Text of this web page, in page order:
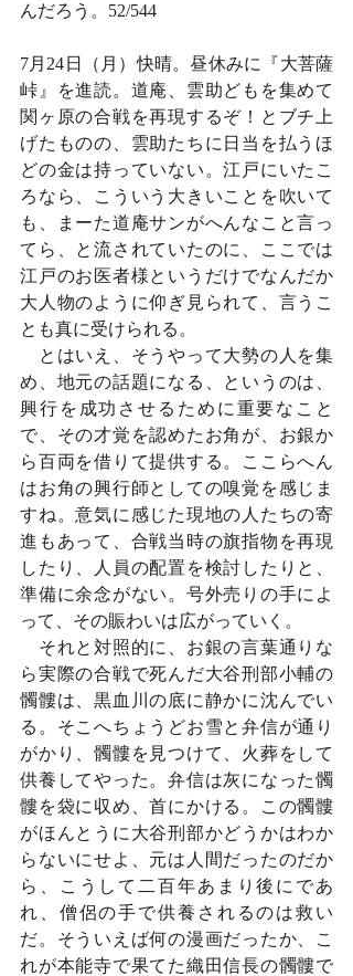
んだろう。52/544
7月24日（月）快晴。昼休みに『大菩薩
峠』を進読。道庵、雲助どもを集めて
関ヶ原の合戦を再現するぞ！とブチ上
げたものの、雲助たちに日当を払うほ
どの金は持っていない。江戸にいたこ
ろなら、こういう大きいことを吹いて
も、まーた道庵サンがへんなこと言っ
てら、と流されていたのに、ここでは
江戸のお医者様というだけでなんだか
大人物のように仰ぎ見られて、言うこ
とも真に受けられる。
とはいえ、そうやって大勢の人を集
め、地元の話題になる、というのは、
興行を成功させるために重要なこと
で、その才覚を認めたお角が、お銀か
ら百両を借りて提供する。ここらへん
はお角の興行師としての嗅覚を感じま
すね。意気に感じた現地の人たちの寄
進もあって、合戦当時の旗指物を再現
したり、人員の配置を検討したりと、
準備に余念がない。号外売りの手によ
って、その賑わいは広がっていく。
それと対照的に、お銀の言葉通りな
ら実際の合戦で死んだ大谷刑部小輔の
髑髏は、黒血川の底に静かに沈んでい
る。そこへちょうどお雪と弁信が通り
がかり、髑髏を見つけて、火葬をして
供養してやった。弁信は灰になった髑
髏を袋に収め、首にかける。この髑髏
がほんとうに大谷刑部かどうかはわか
らないにせよ、元は人間だったのだか
ら、こうして二百年あまり後にであ
れ、僧侶の手で供養されるのは救い
だ。そういえば何の漫画だったか、こ
れが本能寺で果てた織田信長の髑髏で